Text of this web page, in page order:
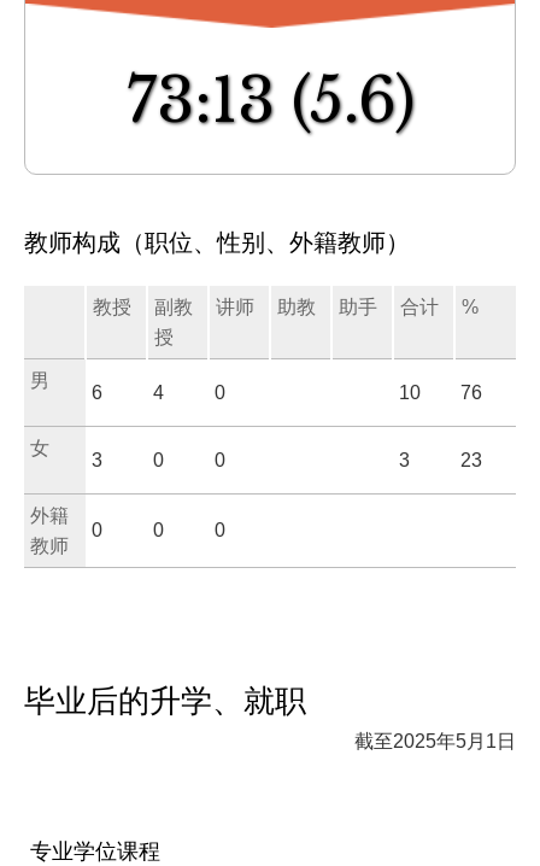
73:13 (5.6)
教师构成（职位、性别、外籍教师）
教授
副教
授
讲师 助教 助手 合计 %
男
6 4 0 10 76
女
3 0 0 3 23
外籍
教师
0 0 0
毕业后的升学、就职
截至2025年5月1日
专业学位课程